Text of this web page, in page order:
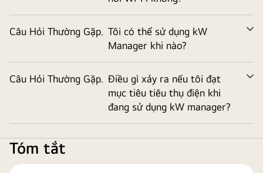
Câu Hỏi Thường Gặp. Tôi có thể sử dụng kW
Manager khi nào?
Câu Hỏi Thường Gặp. Điều gì xảy ra nếu tôi đạt
mục tiêu tiêu thụ điện khi
đang sử dụng kW manager?
Tóm tắt